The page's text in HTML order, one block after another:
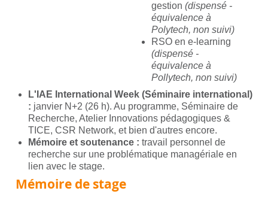
gestion (dispensé -
équivalence à
Polytech, non suivi)
RSO en e-learning
(dispensé -
équivalence à
Pollytech, non suivi)
L'IAE International Week (Séminaire international)
: janvier N+2 (26 h). Au programme, Séminaire de
Recherche, Atelier Innovations pédagogiques &
TICE, CSR Network, et bien d'autres encore.
Mémoire et soutenance : travail personnel de
recherche sur une problématique managériale en
lien avec le stage.
Mémoire de stage